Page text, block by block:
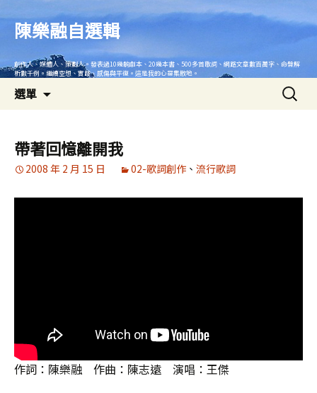
內
陳樂融自選輯
創作人、媒體人、策劃人。發表過10幾齣劇本、20幾本書、500多首歌詞、網路文章數百萬字、命盤解
析數千例。繼續空想、實踐、感傷與平復。這是我的心靈集散地。
選單
搜
尋
帶著回憶離開我
2008 年 2 月 15 日 02-歌詞創作 、 流行歌詞
作詞：陳樂融 作曲：陳志遠 演唱：王傑